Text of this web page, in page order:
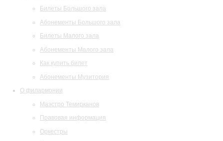
Билеты Большого зала
Абонементы Большого зала
Билеты Малого зала
Абонементы Малого зала
Как купить билет
Абонементы Музитория
О филармонии
Маэстро Темирканов
Правовая информация
Оркестры